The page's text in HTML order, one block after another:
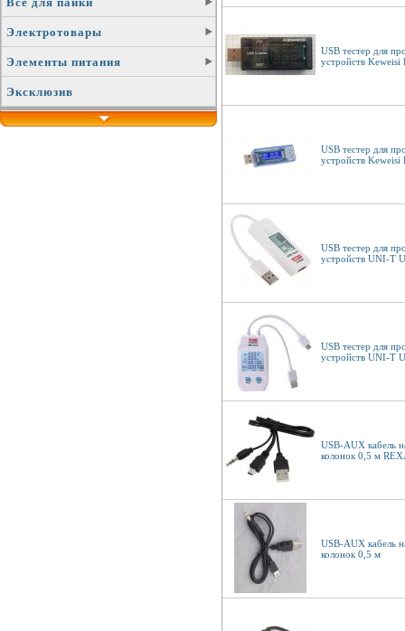
Электротовары
Элементы питания
Эксклюзив
USB тестер для
устройств
USB тестер для
устройств
USB тестер для
устройств UNI-T
USB тестер для
устройств UNI-T
USB-AUX кабель
колонок 0,5 м
USB-AUX кабель
колонок 0,5 м